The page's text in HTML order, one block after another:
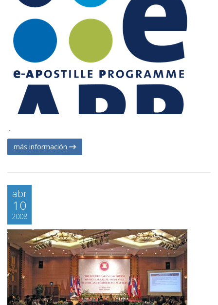
...
más información
abr
10
2008